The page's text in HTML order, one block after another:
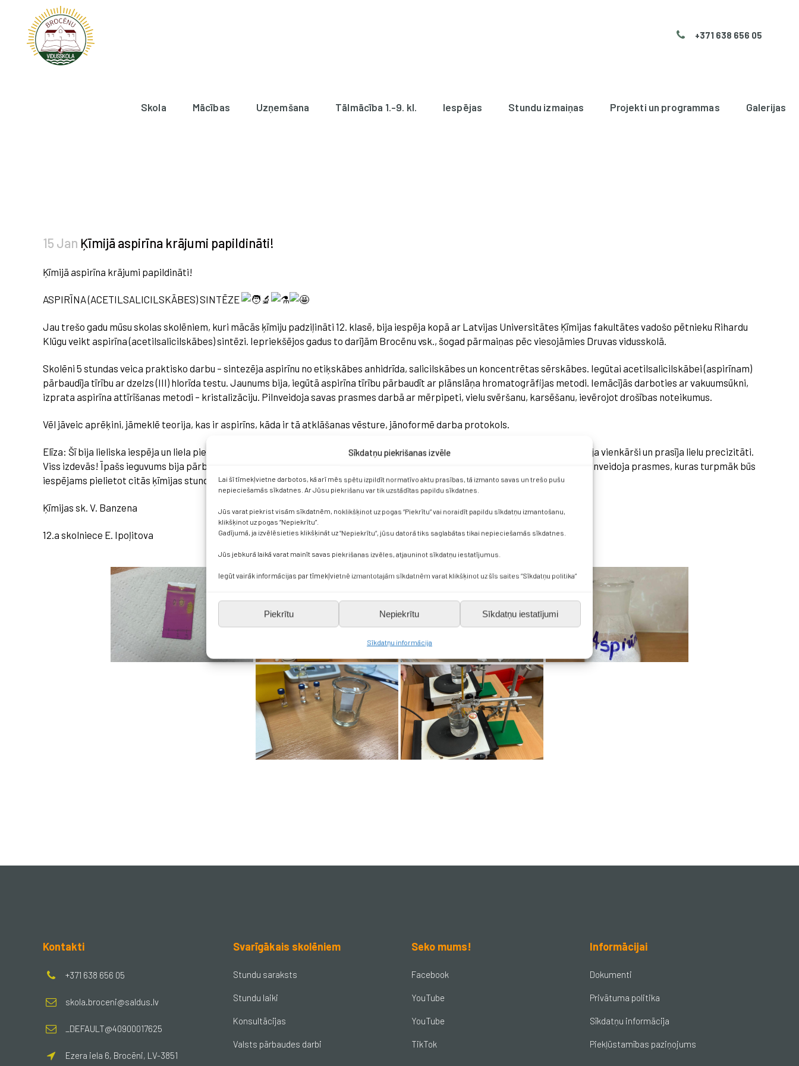
Sīkdatņu piekrišanas izvēle
Lai šī tīmekļvietne darbotos, kā arī mēs spētu izpildīt normatīvo aktu prasības, tā izmanto savas un trešo pušu
nepieciešamās sīkdatnes. Ar Jūsu piekrišanu var tik uzstādītas papildu sīkdatnes.
Jūs varat piekrist visām sīkdatnēm, noklikšķinot uz pogas “Piekrītu” vai noraidīt papildu sīkdatņu izmantošanu,
klikšķinot uz pogas “Nepiekrītu”.
Gadījumā, ja izvēlēsieties klikšķināt uz “Nepiekrītu”, jūsu datorā tiks saglabātas tikai nepieciešamās sīkdatnes.
Jūs jebkurā laikā varat mainīt savas piekrišanas izvēles, atjauninot sīkdatņu iestatījumus.
Iegūt vairāk informācijas par tīmekļvietnē izmantotajām sīkdatnēm varat klikšķinot uz šīs saites “Sīkdatņu politika”
Piekrītu Nepiekrītu Sīkdatņu iestatījumi
Sīkdatņu informācija
+371 638 656 05
Skola Mācības Uzņemšana Tālmācība 1.-9. kl. Iespējas Stundu izmaiņas Projekti un programmas Galerijas
15 Jan Ķīmijā aspirīna krājumi papildināti!
Ķīmijā aspirīna krājumi papildināti!
ASPIRĪNA (ACETILSALICILSKĀBES) SINTĒZE
Jau trešo gadu mūsu skolas skolēniem, kuri mācās ķīmiju padziļināti 12. klasē, bija iespēja kopā ar Latvijas Universitātes Ķīmijas fakultātes vadošo pētnieku Rihardu
Klūgu veikt aspirīna (acetilsalicilskābes) sintēzi. Iepriekšējos gadus to darījām Brocēnu vsk., šogad pārmaiņas pēc viesojāmies Druvas vidusskolā.
Skolēni 5 stundas veica praktisko darbu – sintezēja aspirīnu no etiķskābes anhidrīda, salicilskābes un koncentrētas sērskābes. Iegūtai acetilsalicilskābei (aspirīnam)
pārbaudīja tīrību ar dzelzs (III) hlorīda testu. Jaunums bija, iegūtā aspirīna tīrību pārbaudīt ar plānslāņa hromatogrāfijas metodi. Iemācījās darboties ar vakuumsūkni,
izprata aspirīna attīrīšanas metodi – kristalizāciju. Pilnveidoja savas prasmes darbā ar mērpipeti, vielu svēršanu, karsēšanu, ievērojot drošības noteikumus.
Vēl jāveic aprēķini, jāmeklē teorija, kas ir aspirīns, kāda ir tā atklāšanas vēsture, jānoformē darba protokols.
Elīza: Šī bija lieliska iespēja un liela pieredze gan teorētiski izpētīt aspirīna sintēzi, gan pamēģināt pašai to veikt, lai gan tas nebija vienkārši un prasīja lielu precizitāti.
Viss izdevās! Īpašs ieguvums bija pārbaudīt iegūtās vielas tīrību un salīdzināt to ar dažādām metodēm. Šis laboratorijas darbs pilnveidoja prasmes, kuras turpmāk būs
iespējams pielietot citās ķīmijas stundās un arī turpmāk, mācoties augstskolā.
Ķīmijas sk. V. Banzena
12.a skolniece E. Ipoļitova
Kontakti
+371 638 656 05
skola.broceni@saldus.lv
_DEFAULT@40900017625
Ezera iela 6, Brocēni, LV-3851
Svarīgākais skolēniem
Stundu saraksts
Stundu laiki
Konsultācijas
Valsts pārbaudes darbi
Seko mums!
Facebook
YouTube
YouTube
TikTok
Informācijai
Dokumenti
Privātuma politika
Sīkdatņu informācija
Piekļūstamības paziņojums